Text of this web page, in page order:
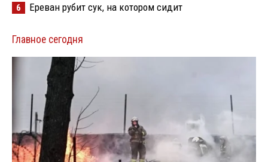
6 Ереван рубит сук, на котором сидит
Главное сегодня